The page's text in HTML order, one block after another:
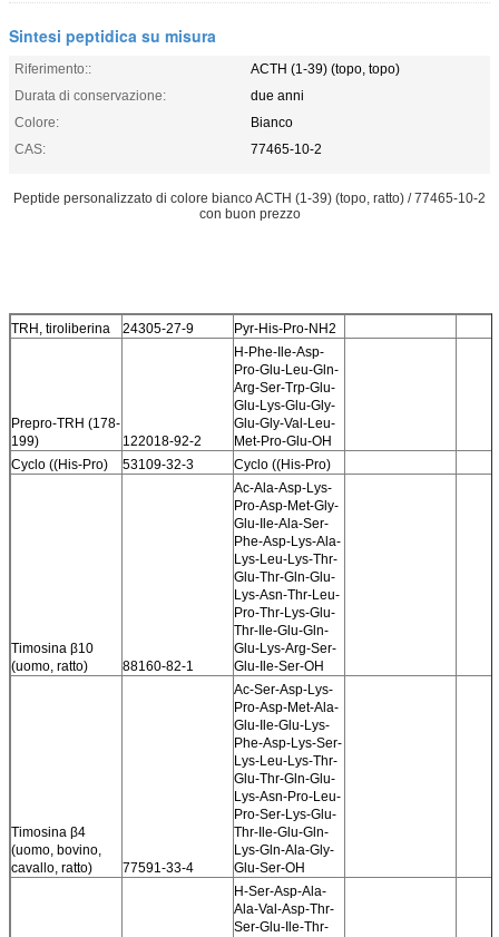
Sintesi peptidica su misura
Riferimento::
ACTH (1-39) (topo, topo)
Durata di conservazione:
due anni
Colore:
Bianco
CAS:
77465-10-2
Peptide personalizzato di colore bianco ACTH (1-39) (topo, ratto) / 77465-10-2
con buon prezzo
TRH, tiroliberina 24305-27-9 Pyr-His-Pro-NH2
Prepro-TRH (178-
199)
122018-92-2
H-Phe-Ile-Asp-
Pro-Glu-Leu-Gln-
Arg-Ser-Trp-Glu-
Glu-Lys-Glu-Gly-
Glu-Gly-Val-Leu-
Met-Pro-Glu-OH
Cyclo ((His-Pro)
53109-32-3 Cyclo ((His-Pro)
Timosina β10
(uomo, ratto)
88160-82-1
Ac-Ala-Asp-Lys-
Pro-Asp-Met-Gly-
Glu-Ile-Ala-Ser-
Phe-Asp-Lys-Ala-
Lys-Leu-Lys-Thr-
Glu-Thr-Gln-Glu-
Lys-Asn-Thr-Leu-
Pro-Thr-Lys-Glu-
Thr-Ile-Glu-Gln-
Glu-Lys-Arg-Ser-
Glu-Ile-Ser-OH
Timosina β4
(uomo, bovino,
cavallo, ratto)
77591-33-4
Ac-Ser-Asp-Lys-
Pro-Asp-Met-Ala-
Glu-Ile-Glu-Lys-
Phe-Asp-Lys-Ser-
Lys-Leu-Lys-Thr-
Glu-Thr-Gln-Glu-
Lys-Asn-Pro-Leu-
Pro-Ser-Lys-Glu-
Thr-Ile-Glu-Gln-
Lys-Gln-Ala-Gly-
Glu-Ser-OH
H-Ser-Asp-Ala-
Ala-Val-Asp-Thr-
Ser-Glu-Ile-Thr-